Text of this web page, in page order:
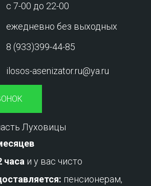
с 7-00 до 22-00
ежедневно без выходных
8 (933)399-44-85
ilosos-asenizator.ru@ya.ru
Луховицы
часа и у вас чисто
пенсионерам,